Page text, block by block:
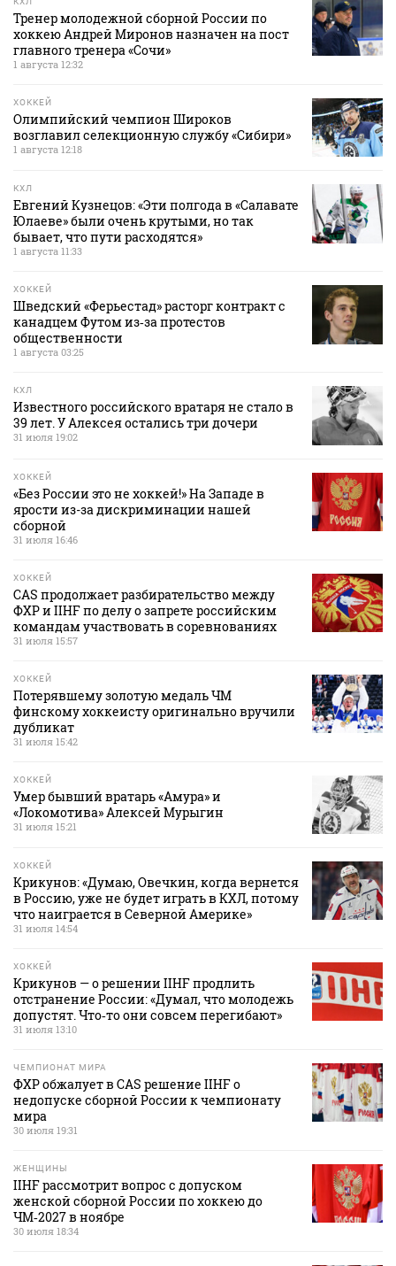
Тренер молодежной сборной России по
хоккею Андрей Миронов назначен на пост
главного тренера «Сочи»
1 августа 12:32
ХОККЕЙ
Олимпийский чемпион Широков
возглавил селекционную службу «Сибири»
1 августа 12:18
КХЛ
Евгений Кузнецов: «Эти полгода в «Салавате
Юлаеве» были очень крутыми, но так
бывает, что пути расходятся»
1 августа 11:33
ХОККЕЙ
Шведский «Ферьестад» расторг контракт с
канадцем Футом из‑за протестов
общественности
1 августа 03:25
КХЛ
Известного российского вратаря не стало в
39 лет. У Алексея остались три дочери
31 июля 19:02
ХОККЕЙ
«Без России это не хоккей!» На Западе в
ярости из-за дискриминации нашей
сборной
31 июля 16:46
ХОККЕЙ
CAS продолжает разбирательство между
ФХР и IIHF по делу о запрете российским
командам участвовать в соревнованиях
31 июля 15:57
ХОККЕЙ
Потерявшему золотую медаль ЧМ
финскому хоккеисту оригинально вручили
дубликат
31 июля 15:42
ХОККЕЙ
Умер бывший вратарь «Амура» и
«Локомотива» Алексей Мурыгин
31 июля 15:21
ХОККЕЙ
Крикунов: «Думаю, Овечкин, когда вернется
в Россию, уже не будет играть в КХЛ, потому
что наиграется в Северной Америке»
31 июля 14:54
ХОККЕЙ
Крикунов — о решении IIHF продлить
отстранение России: «Думал, что молодежь
допустят. Что‑то они совсем перегибают»
31 июля 13:10
ЧЕМПИОНАТ МИРА
ФХР обжалует в CAS решение IIHF о
недопуске сборной России к чемпионату
мира
30 июля 19:31
ЖЕНЩИНЫ
IIHF рассмотрит вопрос с допуском
женской сборной России по хоккею до
ЧМ‑2027 в ноябре
30 июля 18:34